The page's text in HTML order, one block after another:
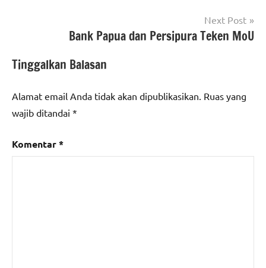
Next Post
Bank Papua dan Persipura Teken MoU
Tinggalkan Balasan
Alamat email Anda tidak akan dipublikasikan. Ruas yang
wajib ditandai *
Komentar*